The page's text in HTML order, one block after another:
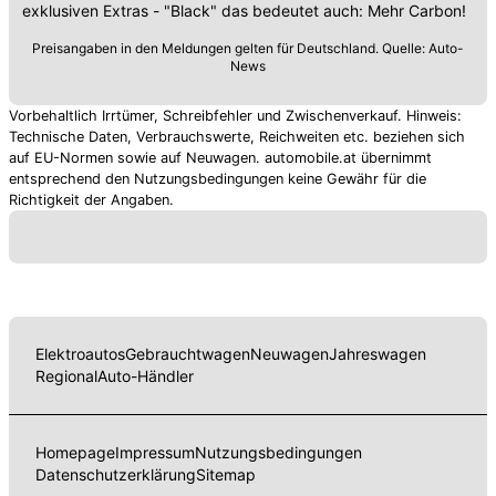
exklusiven Extras - "Black" das bedeutet auch: Mehr Carbon!
Preisangaben in den Meldungen gelten für Deutschland. Quelle: Auto-
News
Vorbehaltlich Irrtümer, Schreibfehler und Zwischenverkauf. Hinweis:
Technische Daten, Verbrauchswerte, Reichweiten etc. beziehen sich
auf EU-Normen sowie auf Neuwagen. automobile.at übernimmt
entsprechend den Nutzungsbedingungen keine Gewähr für die
Richtigkeit der Angaben.
ElektroautosGebrauchtwagenNeuwagenJahreswagen
RegionalAuto-Händler
HomepageImpressumNutzungsbedingungen
DatenschutzerklärungSitemap